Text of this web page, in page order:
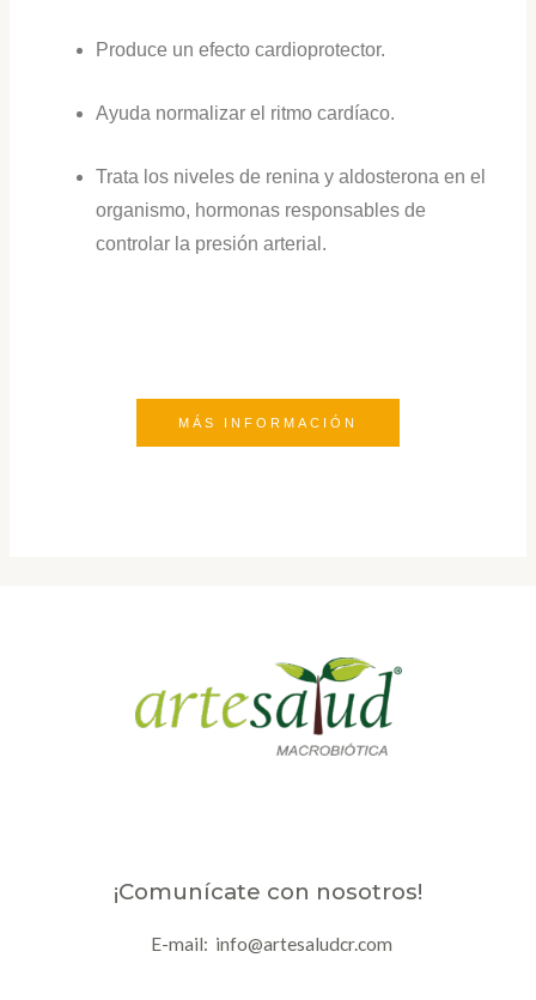
Produce un efecto cardioprotector.
Ayuda normalizar el ritmo cardíaco.
Trata los niveles de renina y aldosterona en el
organismo, hormonas responsables de
controlar la presión arterial.
MÁS INFORMACIÓN
¡Comunícate con nosotros!
E-mail: info@artesaludcr.com